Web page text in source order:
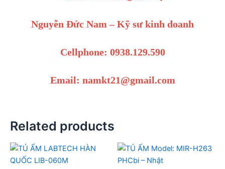
Nguyễn Đức Nam – Kỹ sư kinh doanh
Cellphone: 0938.129.590
Email: namkt21@gmail.com
Related products